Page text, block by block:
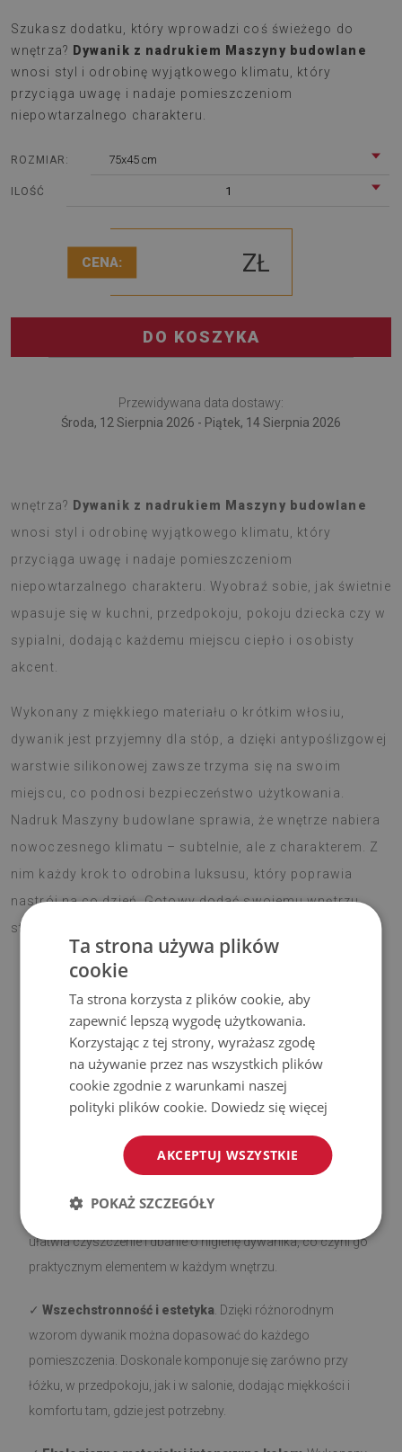
Szukasz dodatku, który wprowadzi coś świeżego do
wnętrza? Dywanik z nadrukiem Maszyny budowlane
wnosi styl i odrobinę wyjątkowego klimatu, który
przyciąga uwagę i nadaje pomieszczeniom
niepowtarzalnego charakteru.
ROZMIAR: 75x45 cm
ILOŚĆ 1
CENA: ZŁ
DO KOSZYKA
Przewidywana data dostawy:
Środa, 12 Sierpnia 2026 - Piątek, 14 Sierpnia 2026
wnętrza? Dywanik z nadrukiem Maszyny budowlane
wnosi styl i odrobinę wyjątkowego klimatu, który
przyciąga uwagę i nadaje pomieszczeniom
niepowtarzalnego charakteru. Wyobraź sobie, jak świetnie
wpasuje się w kuchni, przedpokoju, pokoju dziecka czy w
sypialni, dodając każdemu miejscu ciepło i osobisty
akcent.
Wykonany z miękkiego materiału o krótkim włosiu,
dywanik jest przyjemny dla stóp, a dzięki antypoślizgowej
warstwie silikonowej zawsze trzyma się na swoim
miejscu, co podnosi bezpieczeństwo użytkowania.
Nadruk Maszyny budowlane sprawia, że wnętrze nabiera
nowoczesnego klimatu – subtelnie, ale z charakterem. Z
nim każdy krok to odrobina luksusu, który poprawia
nastrój na co dzień. Gotowy dodać swojemu wnętrzu
stylowy akcent?
Zalety naszych dywaników
Antypoślizgowy spód. Nasze dywaniki z warstwą
antypoślizgową są bezpieczne i stabilne na różnego rodzaju
podłożach, takich jak drewno czy płytki. Spodnią stronę
zwiększa komfort użytkowania. Przed rozłożeniem upewnij
się, że powierzchnia jest gładka, czysta i sucha.
ułatwia czyszczenie i dbanie o higienę dywanika, co czyni go
praktycznym elementem w każdym wnętrzu.
✓ Wszechstronność i estetyka . Dzięki różnorodnym
wzorom dywanik można dopasować do każdego
pomieszczenia. Doskonale komponuje się zarówno przy
łóżku, w przedpokoju, jak i w salonie, dodając miękkości i
komfortu tam, gdzie jest potrzebny.
Ta strona używa plików
cookie
Ta strona korzysta z plików cookie, aby
zapewnić lepszą wygodę użytkowania.
Korzystając z tej strony, wyrażasz zgodę
na używanie przez nas wszystkich plików
cookie zgodnie z warunkami naszej
polityki plików cookie. Dowiedz się więcej
AKCEPTUJ WSZYSTKIE
POKAŻ SZCZEGÓŁY